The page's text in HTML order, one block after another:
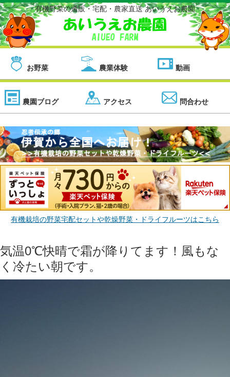
有機野菜の通販・宅配・農家直送 あいうえお農園
お野菜 農業体験 動画
農園ブログ アクセス 問合わせ
有機栽培の野菜宅配セットや乾燥野菜・ドライフルーツはこちら
気温0℃快晴で霜が降りてます！風もな
く冷たい朝です。